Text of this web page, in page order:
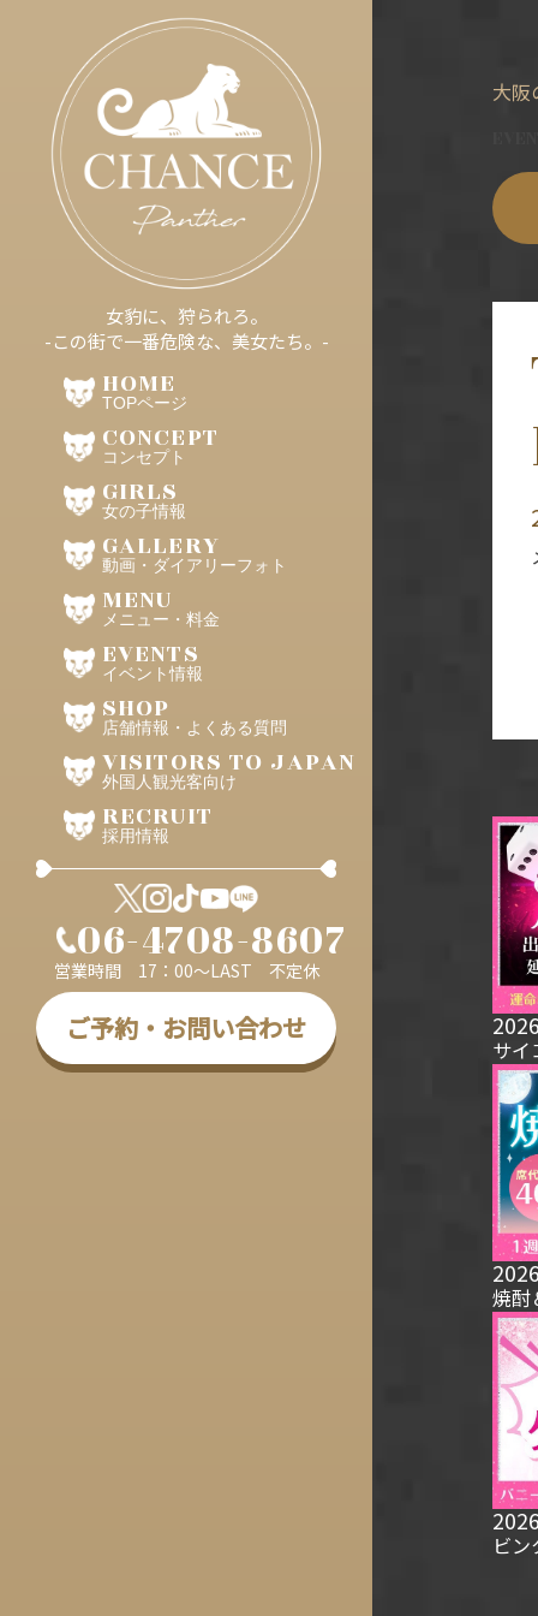
女豹に、狩られろ。
-この街で一番危険な、美女たち。-
HOME
TOPページ
CONCEPT
コンセプト
GIRLS
女の子情報
GALLERY
動画・ダイアリーフォト
MENU
メニュー・料金
EVENTS
イベント情報
SHOP
店舗情報・よくある質問
VISITORS TO JAPAN
外国人観光客向け
RECRUIT
採用情報
06-4708-8607
営業時間 17：00～LAST 不定休
ご予約・お問い合わせ
大阪
サイ
焼酎
ビ